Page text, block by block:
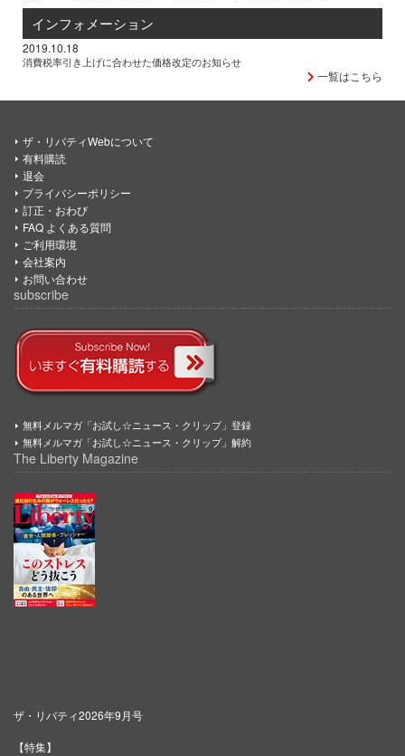
インフォメーション
2019.10.18
消費税率引き上げに合わせた価格改定のお知らせ
一覧はこちら
ザ・リバティWebについて
有料購読
退会
プライバシーポリシー
訂正・おわび
FAQ よくある質問
ご利用環境
会社案内
お問い合わせ
subscribe
無料メルマガ「お試し☆ニュース・クリップ」登録
無料メルマガ「お試し☆ニュース・クリップ」解約
The Liberty Magazine
ザ・リバティ2026年9月号
【特集】